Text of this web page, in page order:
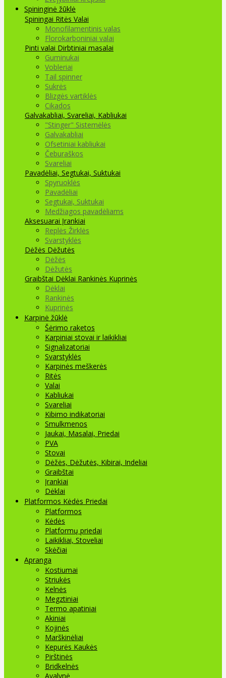
Spininginė žūklė
Spiningai Ritės Valai
Monofilamentinis valas
Florokarboniniai valai
Pinti valai Dirbtiniai masalai
Guminukai
Vobleriai
Tail spinner
Sukrės
Blizgės vartiklės
Cikados
Galvakabliai, Svareliai, Kabliukai
"Stinger" Sistemėlės
Galvakabliai
Ofsetiniai kabliukai
Čeburaškos
Svareliai
Pavadėliai, Segtukai, Suktukai
Spyruoklės
Pavadėliai
Segtukai, Suktukai
Medžiagos pavadėliams
Aksesuarai Įrankiai
Replės Žirklės
Svarstyklės
Dėžės Dėžutės
Dėžės
Dėžutės
Graibštai Dėklai Rankinės Kuprinės
Dėklai
Rankinės
Kuprinės
Karpinė žūklė
Šėrimo raketos
Karpiniai stovai ir laikikliai
Signalizatoriai
Svarstyklės
Karpinės meškerės
Ritės
Valai
Kabliukai
Svareliai
Kibimo indikatoriai
Smulkmenos
Jaukai, Masalai, Priedai
PVA
Stovai
Dėžės, Dėžutės, Kibirai, Indeliai
Graibštai
Įrankiai
Dėklai
Platformos Kėdės Priedai
Platformos
Kėdės
Platformų priedai
Laikikliai, Stoveliai
Skėčiai
Apranga
Kostiumai
Striukės
Kelnės
Megztiniai
Termo apatiniai
Akiniai
Kojinės
Marškinėliai
Kepurės Kaukės
Pirštinės
Bridkelnės
Avalynė